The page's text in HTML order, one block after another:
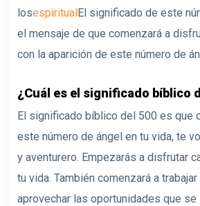
losespiritualEl significado de este
el mensaje de que comenzará a
con la aparición de este número de
¿Cuál es el significado bíblico
El significado bíblico del 500 es que
este número de ángel en tu vida, te
y aventurero. Empezarás a disfrutar
tu vida. También comenzará a
aprovechar las oportunidades que